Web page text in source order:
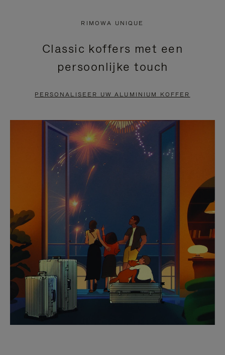
DRUK
OM
PAUZEREN
VIDEO
IS
UITGESCHAKELD.
HIER
OM
HET
DEMPEN
OP
TE
HEFFEN
RIMOWA UNIQUE
Classic koffers met een
persoonlijke touch
PERSONALISEER UW ALUMINIUM KOFFER